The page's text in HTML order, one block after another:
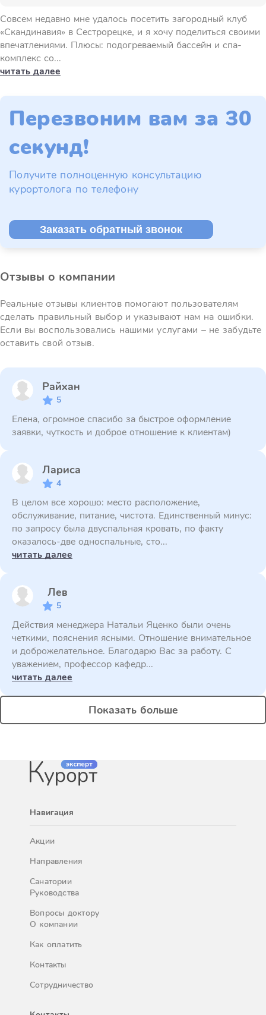
Совсем недавно мне удалось посетить загородный клуб
«Скандинавия» в Сестрорецке, и я хочу поделиться своими
впечатлениями. Плюсы: подогреваемый бассейн и спа-
комплекс со...
читать далее
Перезвоним вам за 30
секунд!
Получите полноценную консультацию
курортолога по телефону
Заказать обратный звонок
Отзывы о компании
Реальные отзывы клиентов помогают пользователям
сделать правильный выбор и указывают нам на ошибки.
Если вы воспользовались нашими услугами – не забудьте
оставить свой отзыв.
Райхан
5
Елена, огромное спасибо за быстрое оформление
заявки, чуткость и доброе отношение к клиентам)
Лариса
4
В целом все хорошо: место расположение,
обслуживание, питание, чистота. Единственный минус:
по запросу была двуспальная кровать, по факту
оказалось-две односпальные, сто...
читать далее
Лев
5
Действия менеджера Натальи Яценко были очень
четкими, пояснения ясными. Отношение внимательное
и доброжелательное. Благодарю Вас за работу. С
уважением, профессор кафедр...
читать далее
Показать больше
Навигация
Акции
Направления
Санатории
Руководства
Вопросы доктору
О компании
Как оплатить
Контакты
Сотрудничество